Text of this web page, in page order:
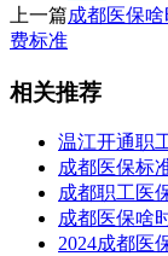
上一篇成都医保啥
费标准
相关推荐
温江开通职
成都医保标
成都职工医
成都医保啥
2024成都医